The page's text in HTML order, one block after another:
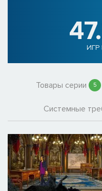
Товары серии 5
Системные